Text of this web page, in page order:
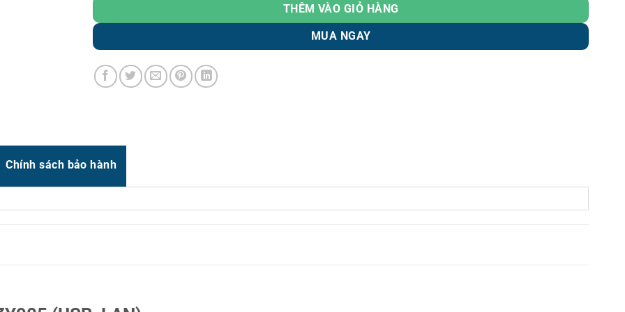
…)
Zalo0987.835.345
Zalo0987.919.040
Thời gian:Từ 8h-17h30 Thứ 2 đến Thứ 7
THÊM VÀO GIỎ HÀNG
MUA NGAY
Chính sách bảo hành